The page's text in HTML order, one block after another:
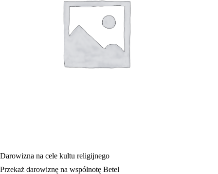
Darowizna na cele kultu religijnego
Przekaż darowiznę na wspólnotę Betel